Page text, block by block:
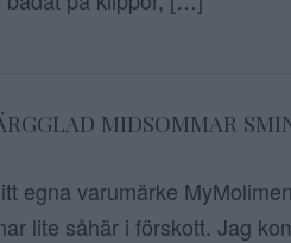
MIDSOMMAR
egna varumärke
lite såhär i förskott. Jag